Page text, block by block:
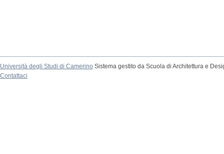
Università degli Studi di Camerino Sistema gestito da Scuola di Architettura e
Contattaci